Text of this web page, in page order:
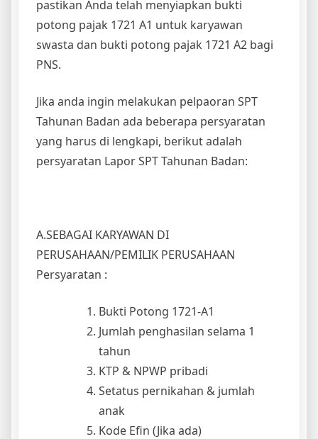
pastikan Anda telah menyiapkan bukti
potong pajak 1721 A1 untuk karyawan
swasta dan bukti potong pajak 1721 A2 bagi
PNS.
Jika anda ingin melakukan pelpaoran SPT
Tahunan Badan ada beberapa persyaratan
yang harus di lengkapi, berikut adalah
persyaratan Lapor SPT Tahunan Badan:
A.SEBAGAI KARYAWAN DI
PERUSAHAAN/PEMILIK PERUSAHAAN
Persyaratan :
Bukti Potong 1721-A1
Jumlah penghasilan selama 1
tahun
KTP & NPWP pribadi
Setatus pernikahan & jumlah
anak
Kode Efin (Jika ada)